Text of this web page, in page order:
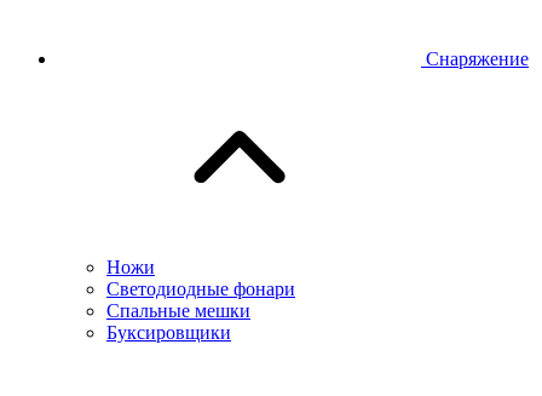
Снаряжение
Ножи
Светодиодные фонари
Спальные мешки
Буксировщики